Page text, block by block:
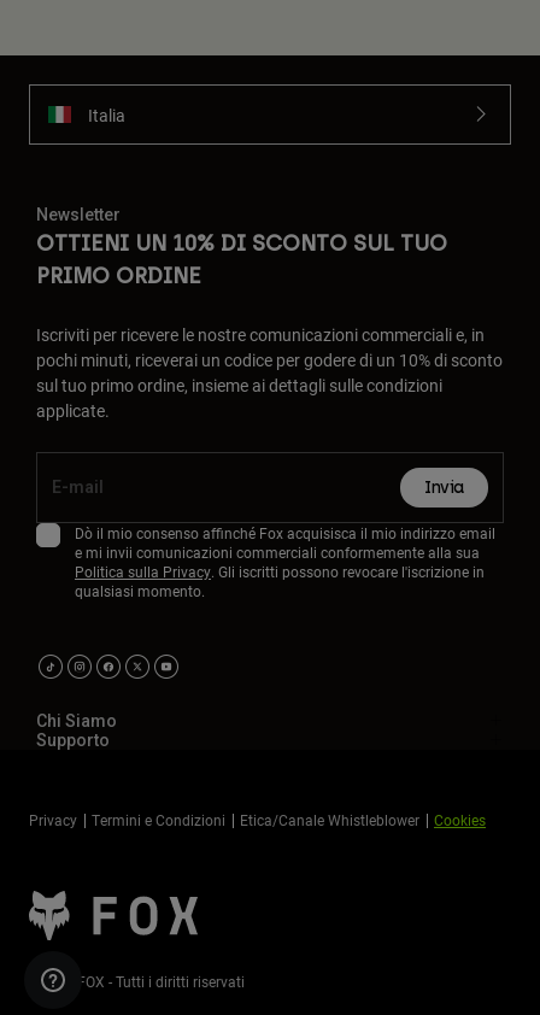
Italia
Newsletter
OTTIENI UN 10% DI SCONTO SUL TUO
PRIMO ORDINE
Iscriviti per ricevere le nostre comunicazioni commerciali e, in
pochi minuti, riceverai un codice per godere di un 10% di sconto
sul tuo primo ordine, insieme ai dettagli sulle condizioni
applicate.
Invia
Dò il mio consenso affinché Fox acquisisca il mio indirizzo email
e mi invii comunicazioni commerciali conformemente alla sua
Politica sulla Privacy. Gli iscritti possono revocare l'iscrizione in
qualsiasi momento.
Chi Siamo
Supporto
Privacy Termini e Condizioni Etica/Canale Whistleblower Cookies
©2026 FOX - Tutti i diritti riservati